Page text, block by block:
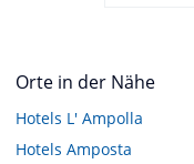
Orte in der Nähe
Hotels L' Ampolla
Hotels Amposta